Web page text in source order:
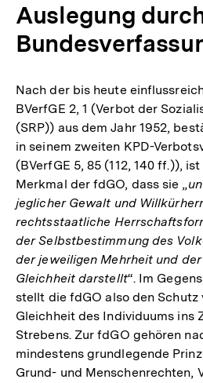
Auslegung
Nach der bis heute
BVerfGE 2, 1 (Verbot der
(SRP)) aus dem Jahr 1952,
in seinem zweiten KPD-
(BVerfGE 5, 85 (112, 140 ff.)),
Merkmal der fdGO, dass sie „
jeglicher Gewalt und
rechtsstaatliche
der Selbstbestimmung des
der jeweiligen Mehrheit und
Gleichheit darstellt“. Im
stellt die fdGO also den Schutz
Gleichheit des Individuums ins
Strebens. Zur fdGO gehören
mindestens grundlegende
Grund- und Menschenrechten,